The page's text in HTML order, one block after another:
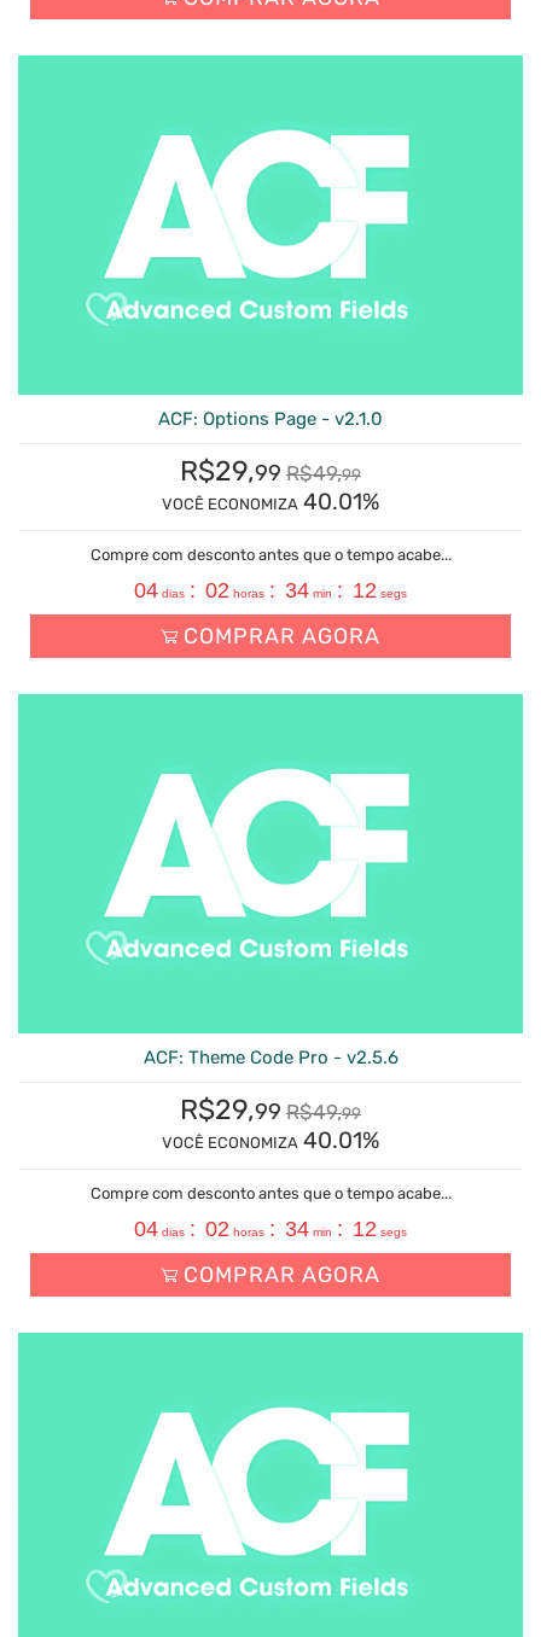
ACF: Options Page - v2.1.0
R$29,99 R$49,99
VOCÊ ECONOMIZA 40.01%
Compre com desconto antes que o tempo acabe...
04 dias : 02 horas : 34 min : 11 segs
COMPRAR AGORA
ACF: Theme Code Pro - v2.5.6
R$29,99 R$49,99
VOCÊ ECONOMIZA 40.01%
Compre com desconto antes que o tempo acabe...
04 dias : 02 horas : 34 min : 11 segs
COMPRAR AGORA